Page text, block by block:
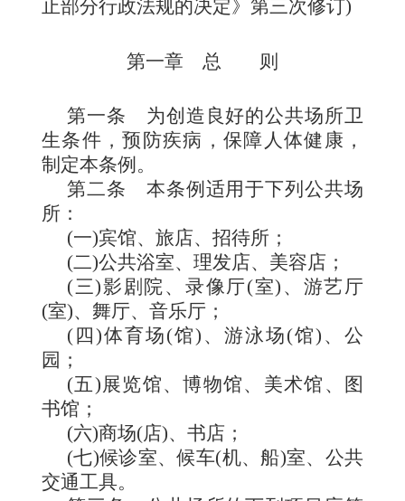
止部分行政法规的决定》第三次修订)
第一章 总 则
第一条 为创造良好的公共场所卫
生条件，预防疾病，保障人体健康，
制定本条例。
第二条 本条例适用于下列公共场
所：
(一)宾馆、旅店、招待所；
(二)公共浴室、理发店、美容店；
(三)影剧院、录像厅(室)、游艺厅
(室)、舞厅、音乐厅；
(四)体育场(馆)、游泳场(馆)、公
园；
(五)展览馆、博物馆、美术馆、图
书馆；
(六)商场(店)、书店；
(七)候诊室、候车(机、船)室、公共
交通工具。